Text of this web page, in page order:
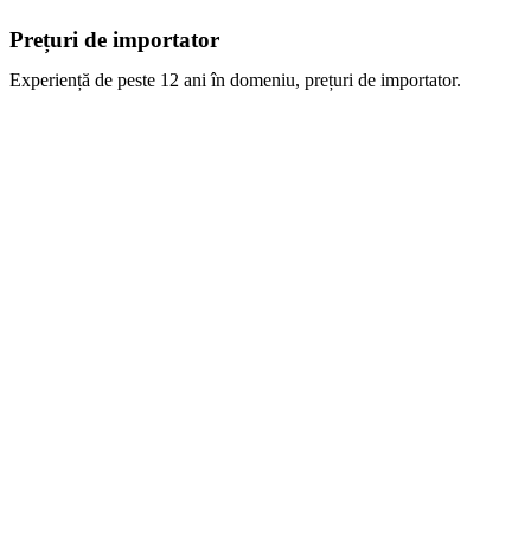
Prețuri de importator
Experiență de peste 12 ani în domeniu, prețuri de importator.